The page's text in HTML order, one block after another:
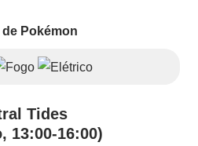
Pokémon
Tides
13:00-16:00)